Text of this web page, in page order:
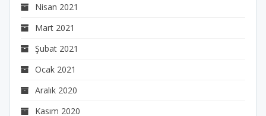
Nisan 2021
Mart 2021
Şubat 2021
Ocak 2021
Aralık 2020
Kasım 2020